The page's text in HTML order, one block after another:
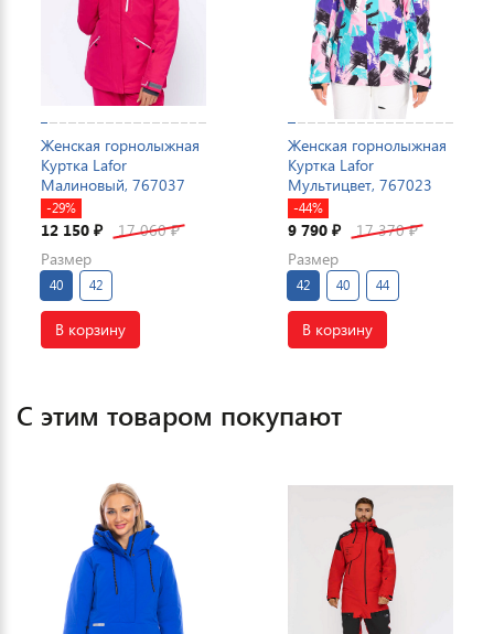
Женская горнолыжная
Куртка Lafor
Малиновый, 767037
-29%
12 150 ₽ 17 060₽
Размер
40 42
В корзину
Женская горнолыжная
Куртка Lafor
Мультицвет, 767023
-44%
9 790 ₽ 17 370₽
Размер
42 40 44
В корзину
С этим товаром покупают